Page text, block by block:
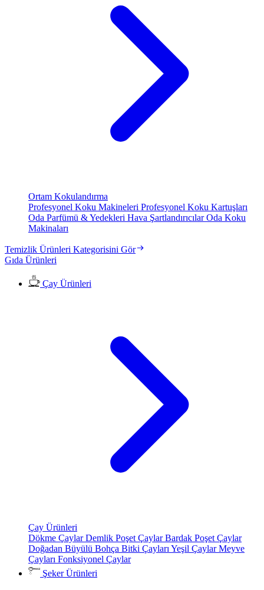
Ortam Kokulandırma
Profesyonel Koku Makineleri Profesyonel Koku Kartuşları
Oda Parfümü & Yedekleri Hava ŞartlandırıcılarOda Koku
Makinaları
Temizlik Ürünleri Kategorisini Gör
Gıda Ürünleri
Çay Ürünleri
Çay Ürünleri
Dökme ÇaylarDemlik Poşet ÇaylarBardak Poşet Çaylar
Doğadan Büyülü Bohça Bitki Çayları Yeşil ÇaylarMeyve
Çayları Fonksiyonel Çaylar
Şeker Ürünleri